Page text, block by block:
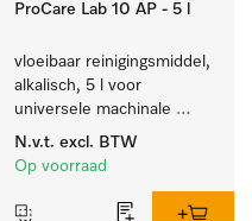
ProCare Lab 10 AP - 5 l
vloeibaar reinigingsmiddel,
alkalisch, 5 l voor
universele machinale
reiniging van
laboratoriumglaswerk en -
N.v.t. excl. BTW
Op voorraad